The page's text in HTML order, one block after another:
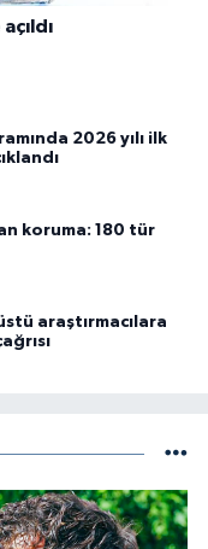
2026 yılı ilk
koruma: 180 tür
araştırmacılara